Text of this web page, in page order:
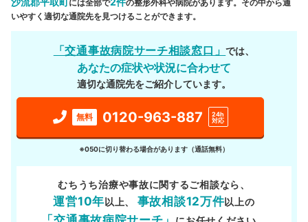
には全部で
の整形外科や病院があります。その中から通
いやすく適切な通院先を見つけることができます。
「交通事故病院サーチ相談窓口」では、
あなたの症状や状況に合わせて
適切な通院先をご紹介しています。
無料 0120-963-887
24h
対応
※050に切り替わる場合があります（通話無料）
むちうち治療や事故に関するご相談なら、
運営10年以上、 事故相談12万件以上の